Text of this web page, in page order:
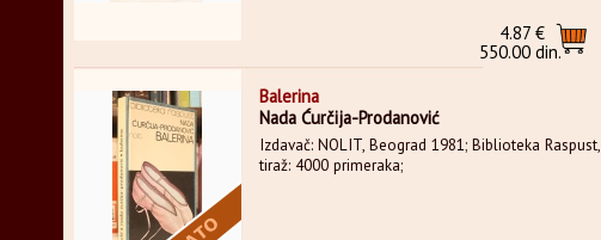
4.87 €
550.00 din.
Balerina
Nada Ćurčija-Prodanović
Izdavač: NOLIT, Beograd 1981; Biblioteka Raspust,
tiraž: 4000 primeraka;